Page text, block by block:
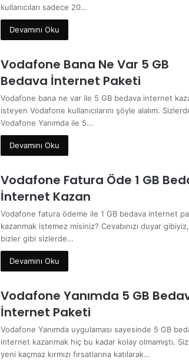
kullanıcıları sadece 20…
Devamını Oku
Vodafone Bana Ne Var 5 GB
Bedava İnternet Paketi
Vodafone bana ne var ile 5 GB bedava internet
isteyen Vodafone kullanıcılarını şöyle alalım.
Vodafone Yanımda ile 5…
Devamını Oku
Vodafone Fatura Öde 1 GB
İnternet Kazan
Vodafone fatura ödeme ile 1 GB bedava internet
kazanmak istemez misiniz? Cevabınızı duyar
bizler gibi sizlerde…
Devamını Oku
Vodafone Yanımda 5 GB
İnternet Paketi
Vodafone Yanımda uygulaması sayesinde 5 GB
internet kazanmak hiç bu kadar kolay olmamıştı.
yeni kaçmaz kırmızı fırsatlarına katılarak…